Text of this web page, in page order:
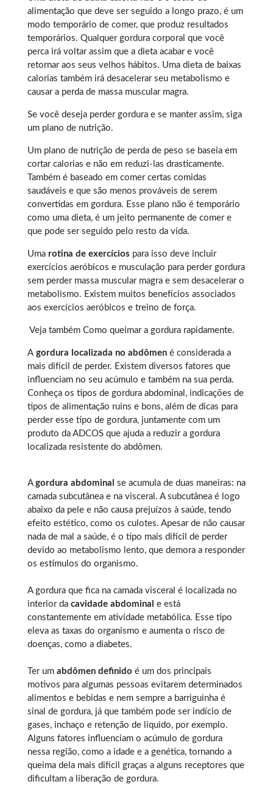
alimentação que deve ser seguido a longo prazo, é um
modo temporário de comer, que produz resultados
temporários. Qualquer gordura corporal que você
perca irá voltar assim que a dieta acabar e você
retornar aos seus velhos hábitos. Uma dieta de baixas
calorias também irá desacelerar seu metabolismo e
causar a perda de massa muscular magra.
Se você deseja perder gordura e se manter assim, siga
um plano de nutrição.
Um plano de nutrição de perda de peso se baseia em
cortar calorias e não em reduzi-las drasticamente.
Também é baseado em comer certas comidas
saudáveis e que são menos prováveis de serem
convertidas em gordura. Esse plano não é temporário
como uma dieta, é um jeito permanente de comer e
que pode ser seguido pelo resto da vida.
Uma rotina de exercícios para isso deve incluir
exercícios aeróbicos e musculação para perder gordura
sem perder massa muscular magra e sem desacelerar o
metabolismo. Existem muitos benefícios associados
aos exercícios aeróbicos e treino de força.
Veja também Como queimar a gordura rapidamente.
A gordura localizada no abdômen é considerada a
mais difícil de perder. Existem diversos fatores que
influenciam no seu acúmulo e também na sua perda.
Conheça os tipos de gordura abdominal , indicações de
tipos de alimentação ruins e bons, além de dicas para
perder esse tipo de gordura, juntamente com um
produto da ADCOS que ajuda a reduzir a gordura
localizada resistente do abdômen.
A gordura abdominal se acumula de duas maneiras: na
camada subcutânea e na visceral. A subcutânea é logo
abaixo da pele e não causa prejuízos à saúde, tendo
efeito estético, como os culotes. Apesar de não causar
nada de mal a saúde, é o tipo mais difícil de perder
devido ao metabolismo lento, que demora a responder
os estímulos do organismo.
A gordura que fica na camada visceral é localizada no
interior da cavidade abdominal e está
constantemente em atividade metabólica. Esse tipo
eleva as taxas do organismo e aumenta o risco de
doenças, como a diabetes.
Ter um abdômen definido é um dos principais
motivos para algumas pessoas evitarem determinados
alimentos e bebidas e nem sempre a barriguinha é
sinal de gordura, já que também pode ser indício de
gases, inchaço e retenção de líquido, por exemplo.
Alguns fatores influenciam o acúmulo de gordura
nessa região, como a idade e a genética, tornando a
queima dela mais difícil graças a alguns receptores que
dificultam a liberação de gordura.